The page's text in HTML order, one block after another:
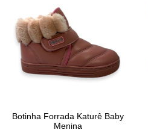
Botinha Forrada Katurê Baby
Menina